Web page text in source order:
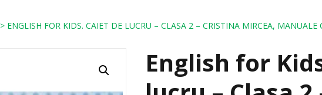
> ENGLISH FOR KIDS. CAIET DE LUCRU – CLASA 2 – CRISTINA MIRCEA, MANUALE
English for